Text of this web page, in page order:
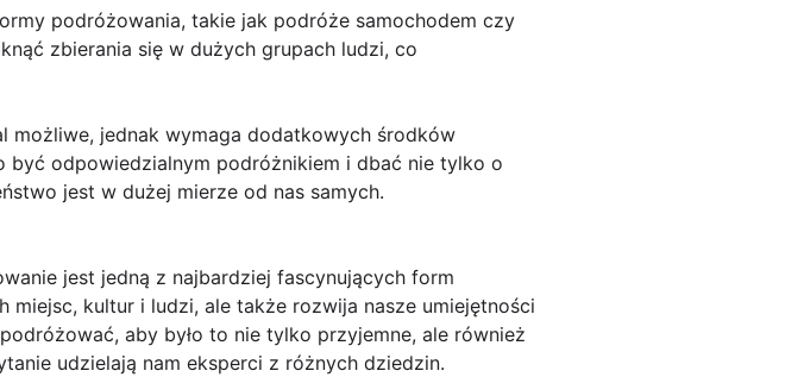
podróżowania, takie jak podróże samochodem czy
zbierania się w dużych grupach ludzi, co
możliwe, jednak wymaga dodatkowych środków
odpowiedzialnym podróżnikiem i dbać nie tylko o
jest w dużej mierze od nas samych.
jest jedną z najbardziej fascynujących form
miejsc, kultur i ludzi, ale także rozwija nasze umiejętności
aby było to nie tylko przyjemne, ale również
udzielają nam eksperci z różnych dziedzin.